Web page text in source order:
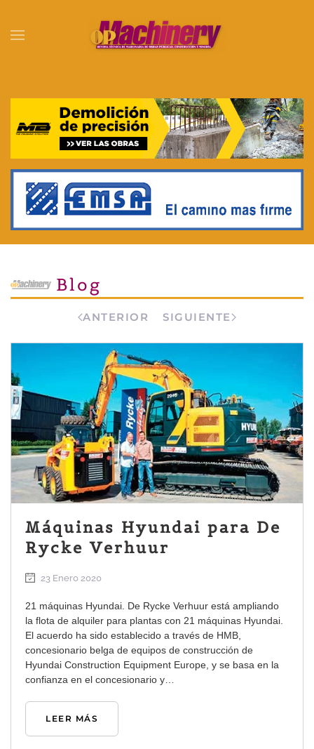
Skip to main content
Blog
ANTERIOR SIGUIENTE
Máquinas Hyundai para De
Rycke Verhuur
23 Enero 2020
21 máquinas Hyundai. De Rycke Verhuur está ampliando
la flota de alquiler para plantas con 21 máquinas Hyundai.
El acuerdo ha sido establecido a través de HMB,
concesionario belga de equipos de construcción de
Hyundai Construction Equipment Europe, y se basa en la
confianza en el concesionario y…
LEER MÁS